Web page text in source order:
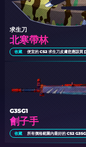
北寒帶林
求生刀
收藏 便宜的 CS2 求生刀皮膚您應該買
劊子手
G3SG1
收藏 所有價格範圍內最好的 CS2